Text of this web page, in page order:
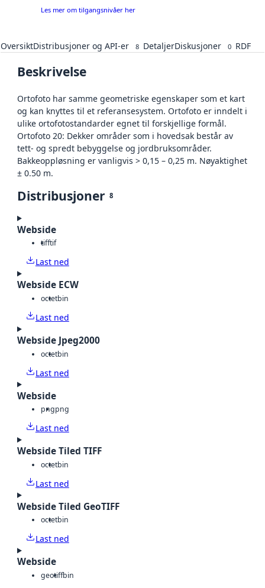
Les mer om tilgangsnivåer her
OversiktDistribusjoner og API-er 8 DetaljerDiskusjoner 0 RDF
Beskrivelse
Ortofoto har samme geometriske egenskaper som et kart
og kan knyttes til et referansesystem. Ortofoto er inndelt i
ulike ortofotostandarder egnet til forskjellige formål.
Ortofoto 20: Dekker områder som i hovedsak består av
tett- og spredt bebyggelse og jordbruksområder.
Bakkeoppløsning er vanligvis > 0,15 – 0,25 m. Nøyaktighet
± 0.50 m.
Distribusjoner 8
Webside
tifftif
Last ned
Webside ECW
octetbin
Last ned
Webside Jpeg2000
octetbin
Last ned
Webside
pngpng
Last ned
Webside Tiled TIFF
octetbin
Last ned
Webside Tiled GeoTIFF
octetbin
Last ned
Webside
geotiffbin